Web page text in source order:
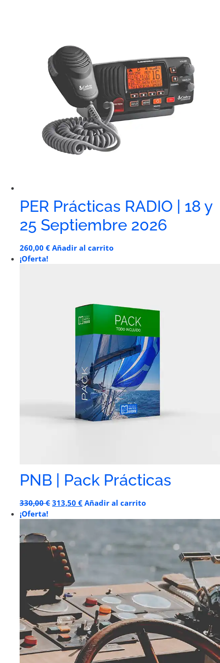
PER Prácticas RADIO | 18 y
25 Septiembre 2026
260,00 € Añadir al carrito
¡Oferta!
PNB | Pack Prácticas
330,00€ 313,50 € Añadir al carrito
¡Oferta!